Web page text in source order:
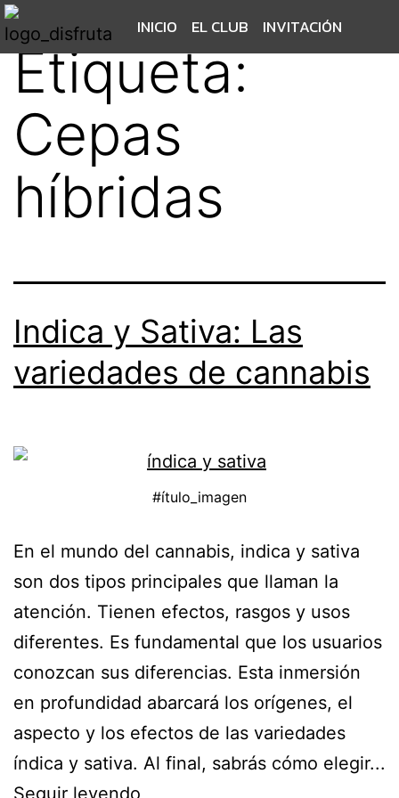
INICIO EL CLUB INVITACIÓN
Etiqueta:
Cepas
híbridas
Indica y Sativa: Las
variedades de cannabis
#ítulo_imagen
En el mundo del cannabis, indica y sativa
son dos tipos principales que llaman la
atención. Tienen efectos, rasgos y usos
diferentes. Es fundamental que los usuarios
conozcan sus diferencias. Esta inmersión
en profundidad abarcará los orígenes, el
aspecto y los efectos de las variedades
índica y sativa. Al final, sabrás cómo elegir...
Seguir leyendo